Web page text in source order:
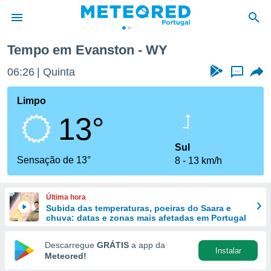
da
foi
fornecidas
a este
das
e
forma
digital
Tempo em Evanston - WY
06:26 Quinta ...
Limpo
13°
Sensação de 13°
Sul
8
13 km/h
Última hora
Subida das temperaturas, poeiras do Saara e
chuva: datas e zonas mais afetadas em Portugal
Descarregue GRÁTIS a app da
Meteored!
Instalar